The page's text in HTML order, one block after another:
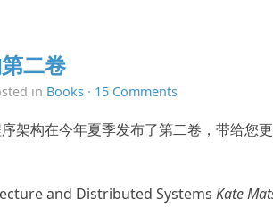
二卷
in Books· 15 Comments
架构在今年夏季发布了第二卷，带给您
and Distributed Systems Kate